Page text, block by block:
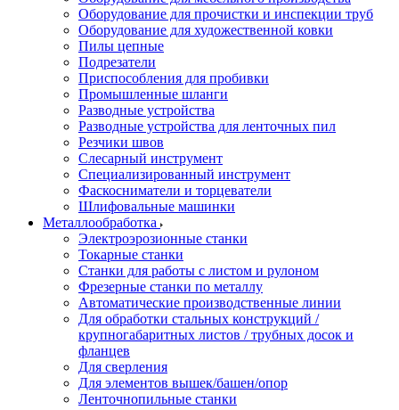
Оборудование для прочистки и инспекции труб
Оборудование для художественной ковки
Пилы цепные
Подрезатели
Приспособления для пробивки
Промышленные шланги
Разводные устройства
Разводные устройства для ленточных пил
Резчики швов
Слесарный инструмент
Специализированный инструмент
Фаскосниматели и торцеватели
Шлифовальные машинки
Металлообработка
Электроэрозионные станки
Токарные станки
Станки для работы с листом и рулоном
Фрезерные станки по металлу
Автоматические производственные линии
Для обработки стальных конструкций /
крупногабаритных листов / трубных досок и
фланцев
Для сверления
Для элементов вышек/башен/опор
Ленточнопильные станки